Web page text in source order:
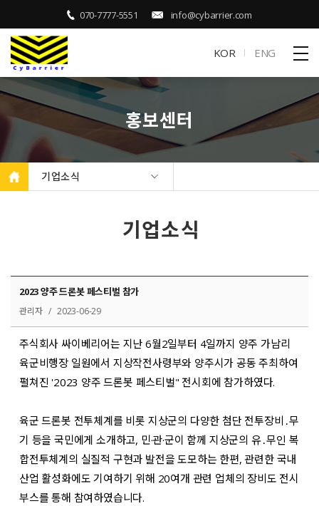
070-7777-5551 info@cybarrier.com
KOR ENG
홍보센터
기업소식
기업소식
2023 양주 드론봇 페스티벌 참가
관리자 / 2023-06-29
주식회사 싸이베리어는 지난 6월2일부터 4일까지 양주 가남리
육군비행장 일원에서 지상작전사령부와 양주시가 공동 주최하여
펼쳐진 '2023 양주 드론봇 페스티벌" 전시회에 참가하였다.
육군 드론봇 전투체계를 비롯 지상군의 다양한 첨단 전투장비․무
기 등을 국민에게 소개하고, 민·관·군이 함께 지상군의 유․무인 복
합전투체계의 실질적 구현과 발전을 도모하는 한편, 관련한 국내
산업 활성화에도 기여하기 위해 20여개 관련 업체의 장비도 전시
부스를 통해 참여하였습니다.